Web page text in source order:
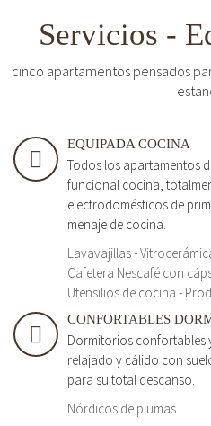
Servicios -
cinco apartamentos pensados
EQUIPADA COCINA
Todos los apartamentos
funcional cocina,
electrodomésticos de
menaje de cocina.
Lavavajillas -
Cafetera Nescafé con
Utensilios de cocina -
CONFORTABLES
Dormitorios confortables
relajado y cálido con
para su total descanso.
Nórdicos de plumas